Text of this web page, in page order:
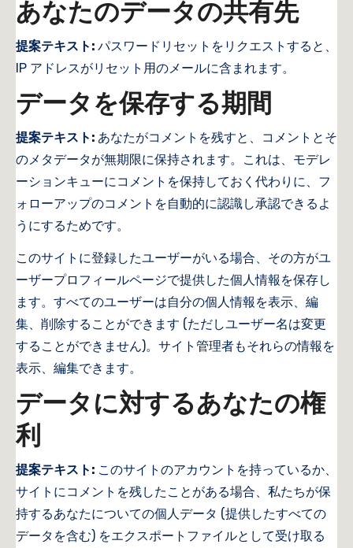
あなたのデータの共有先
提案テキスト: パスワードリセットをリクエストすると、
IP アドレスがリセット用のメールに含まれます。
データを保存する期間
提案テキスト: あなたがコメントを残すと、コメントとそ
のメタデータが無期限に保持されます。これは、モデレ
ーションキューにコメントを保持しておく代わりに、フ
ォローアップのコメントを自動的に認識し承認できるよ
うにするためです。
このサイトに登録したユーザーがいる場合、その方がユ
ーザープロフィールページで提供した個人情報を保存し
ます。すべてのユーザーは自分の個人情報を表示、編
集、削除することができます (ただしユーザー名は変更
することができません)。サイト管理者もそれらの情報を
表示、編集できます。
データに対するあなたの権
利
提案テキスト: このサイトのアカウントを持っているか、
サイトにコメントを残したことがある場合、私たちが保
持するあなたについての個人データ (提供したすべての
データを含む) をエクスポートファイルとして受け取る